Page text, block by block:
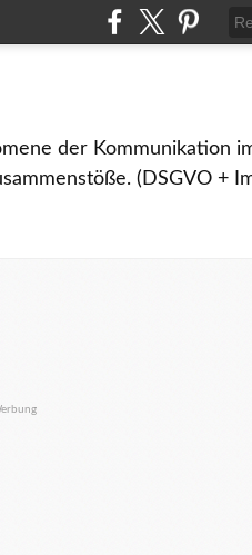
der Kommunikation
(DSGVO +